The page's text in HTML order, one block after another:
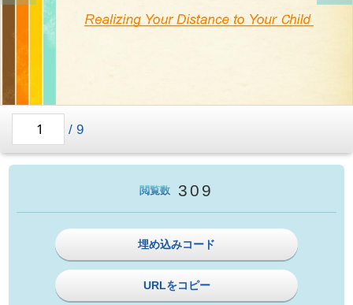
/9
閲覧数 309
埋め込みコード
URLをコピー